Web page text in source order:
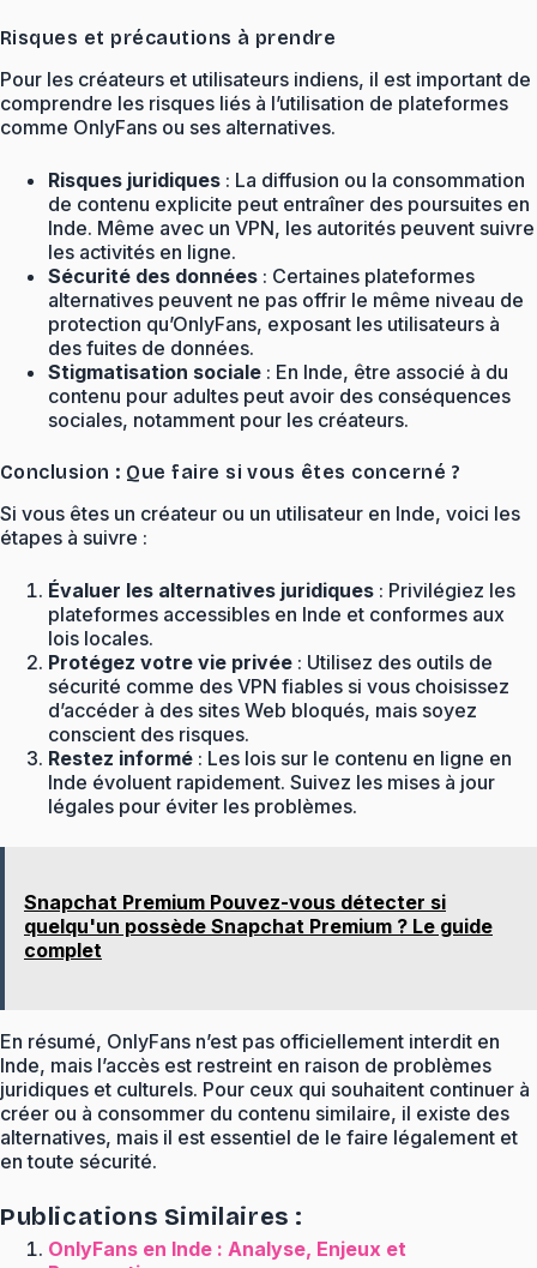
Risques et précautions à prendre
Pour les créateurs et utilisateurs indiens, il est important de
comprendre les risques liés à l’utilisation de plateformes
comme OnlyFans ou ses alternatives.
Risques juridiques : La diffusion ou la consommation
de contenu explicite peut entraîner des poursuites en
Inde. Même avec un VPN, les autorités peuvent suivre
les activités en ligne.
Sécurité des données : Certaines plateformes
alternatives peuvent ne pas offrir le même niveau de
protection qu’OnlyFans, exposant les utilisateurs à
des fuites de données.
Stigmatisation sociale : En Inde, être associé à du
contenu pour adultes peut avoir des conséquences
sociales, notamment pour les créateurs.
Conclusion : Que faire si vous êtes concerné ?
Si vous êtes un créateur ou un utilisateur en Inde, voici les
étapes à suivre :
Évaluer les alternatives juridiques : Privilégiez les
plateformes accessibles en Inde et conformes aux
lois locales.
Protégez votre vie privée : Utilisez des outils de
sécurité comme des VPN fiables si vous choisissez
d’accéder à des sites Web bloqués, mais soyez
conscient des risques.
Restez informé : Les lois sur le contenu en ligne en
Inde évoluent rapidement. Suivez les mises à jour
légales pour éviter les problèmes.
Snapchat Premium Pouvez-vous détecter si
quelqu'un possède Snapchat Premium ? Le guide
complet
En résumé, OnlyFans n’est pas officiellement interdit en
Inde, mais l’accès est restreint en raison de problèmes
juridiques et culturels. Pour ceux qui souhaitent continuer à
créer ou à consommer du contenu similaire, il existe des
alternatives, mais il est essentiel de le faire légalement et
en toute sécurité.
Publications Similaires :
OnlyFans en Inde : Analyse, Enjeux et